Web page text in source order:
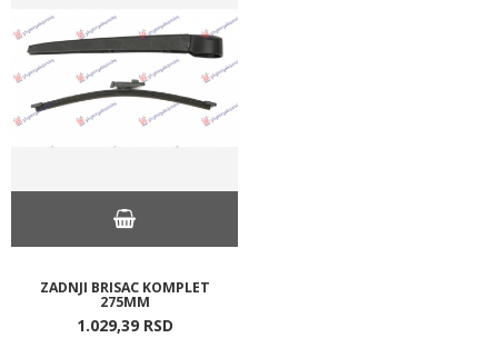
ZADNJI BRISAC KOMPLET
275MM
1.029,39 RSD